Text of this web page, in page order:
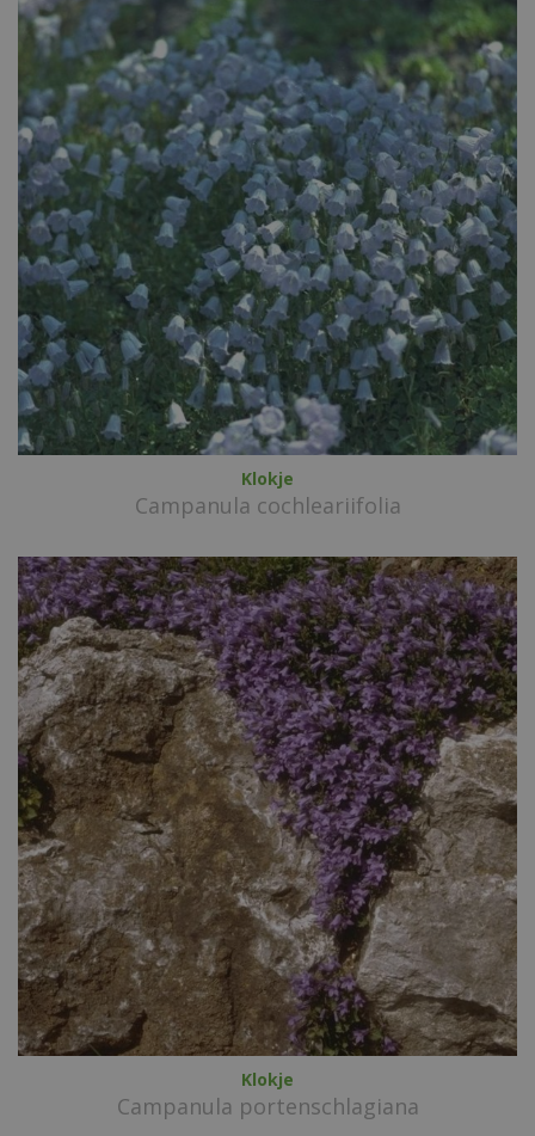
Klokje
Campanula cochleariifolia
Klokje
Campanula portenschlagiana